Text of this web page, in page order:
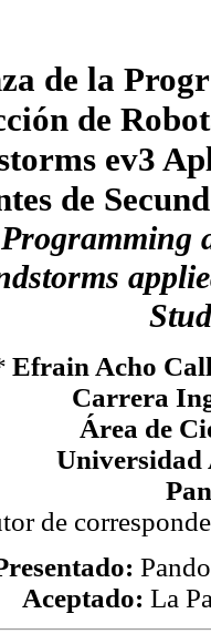
de la
de
ev3
de
Efrain Acho
Carrera
Área de
Universidad
de
Aceptado: La